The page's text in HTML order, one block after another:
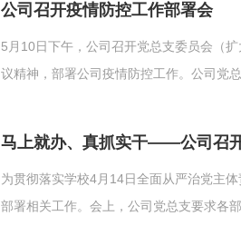
公司召开疫情防控工作部署会
5月10日下午，公司召开党总支委员会（
议精神，部署公司疫情防控工作。公司党
马上就办、真抓实干——公司召
为贯彻落实学校4月14日全面从严治党主
部署相关工作。会上，公司党总支要求各